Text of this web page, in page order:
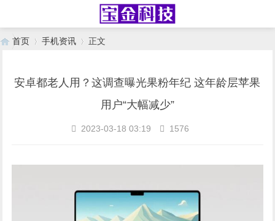
首页 手机资讯 正文
安卓都老人用？这调查曝光果粉年纪 这年龄层苹果
用户“大幅减少”
2023-03-18 03:19 1576